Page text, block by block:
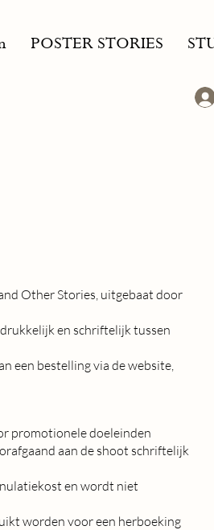
POSTER STORIES
Other Stories, uitgebaat door
en schriftelijk tussen
een bestelling via de website,
promotionele doeleinden
aan de shoot schriftelijk
en wordt niet
worden voor een herboeking